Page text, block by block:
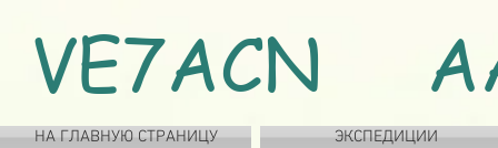
VE7ACN
НА ГЛАВНУЮ СТРАНИЦУ ЭКСПЕДИЦИИ